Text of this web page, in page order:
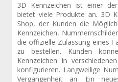
3D Kennzeichen ist einer
bietet viele Produkte an. 3D
Shop, der Kunden die
Kennzeichen,
die offizielle Zulassung eines
zu bestellen. Kunden
Kennzeichen in
konfigurieren. Langweilige
Vergangenheit an: Ein